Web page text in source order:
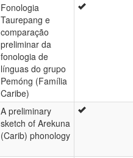
Fonologia
Taurepang e
comparação
preliminar da
fonologia de
línguas do grupo
Pemóng (Família
Caribe)
A preliminary
sketch of Arekuna
(Carib) phonology